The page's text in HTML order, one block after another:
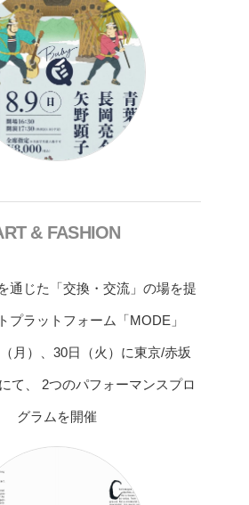
& FASHION
通じた「交換・交流」の場を提
プラットフォーム「MODE」
月）、30日（火）に東京/赤坂
て、 2つのパフォーマンスプロ
グラムを開催